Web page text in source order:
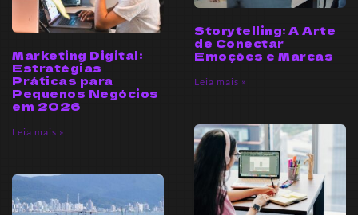
Marketing Digital:
Estratégias
Práticas para
Pequenos Negócios
em 2026
Leia mais »
Storytelling: A Arte
de Conectar
Emoções e Marcas
Leia mais »